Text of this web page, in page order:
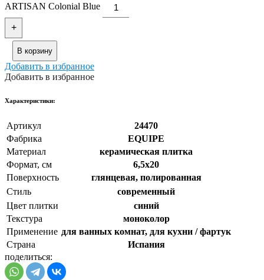
ARTISAN Colonial Blue
+
В корзину
Добавить в избранное
Добавить в избранное
Xарактеристики:
Артикул
24470
Фабрика
EQUIPE
Материал
керамическая плитка
Формат, см
6,5x20
Поверхность
глянцевая, полированная
Стиль
cовременный
Цвет плитки
синий
Текстура
моноколор
Применение для ванных комнат, для кухни / фартук
Страна
Испания
поделиться: